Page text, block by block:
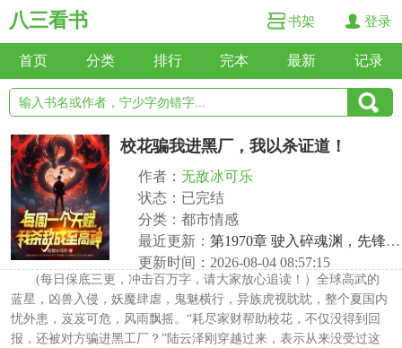
八三看书 书架 登录
首页 分类 排行 完本 最新 记录
校花骗我进黑厂，我以杀证道！
作者： 无敌冰可乐
状态：已完结
分类：都市情感
最近更新： 第1970章 驶入碎魂渊，先锋之争
更新时间：2026-08-04 08:57:15
(每日保底三更，冲击百万字，请大家放心追读！）全球高武的
蓝星，凶兽入侵，妖魔肆虐，鬼魅横行，异族虎视眈眈，整个夏国内
忧外患，岌岌可危，风雨飘摇。“耗尽家财帮助校花，不仅没得到回
报，还被对方骗进黑工厂？”陆云泽刚穿越过来，表示从来没受过这